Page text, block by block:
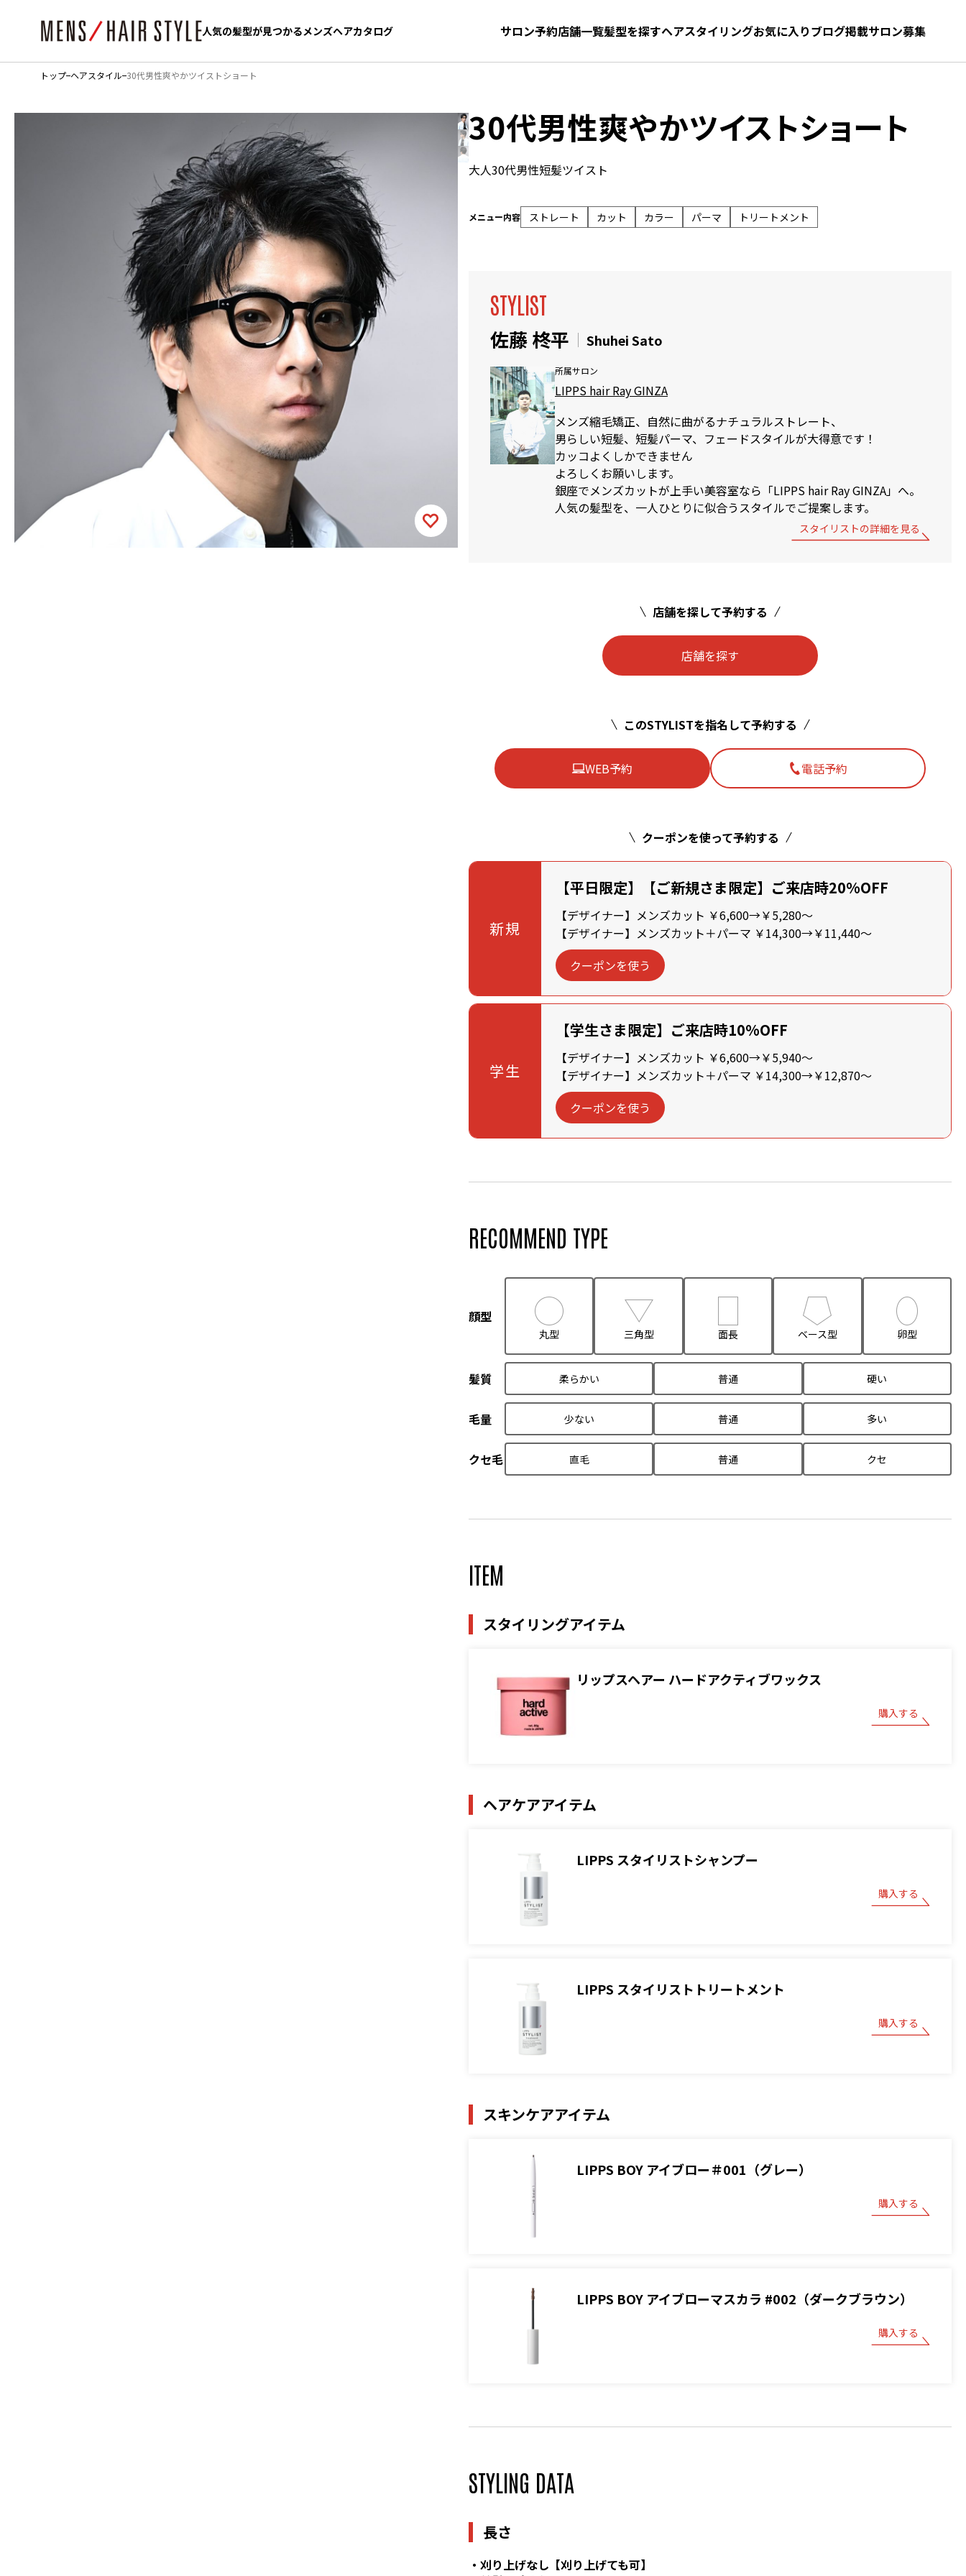
人気の髪型が見つかるメンズヘアカタログ サロン予約店舗一覧髪型を探すヘアスタイリングお気に入りブログ掲載サロン募集
人気の髪型が見つかるメンズヘアカタログ お気に入り 髪型をさがす
トップ ヘアスタイル 30代男性爽やかツイストショート
30代男性爽やかツイストショート
大人30代男性短髪ツイスト
メニュー内容 ストレート カット カラー パーマ トリートメント
STYLIST
佐藤 柊平 Shuhei Sato
所属サロン
LIPPS hair Ray GINZA
メンズ縮毛矯正、自然に曲がるナチュラルストレート、
男らしい短髪、短髪パーマ、フェードスタイルが大得意です！
カッコよくしかできません
よろしくお願いします。
銀座でメンズカットが上手い美容室なら「LIPPS hair Ray GINZA」へ。
人気の髪型を、一人ひとりに似合うスタイルでご提案します。
スタイリストの詳細を見る
店舗を探して予約する
店舗を探す
このSTYLISTを指名して予約する
WEB予約 電話予約
クーポンを使って予約する
新規
【平日限定】【ご新規さま限定】ご来店時20%OFF
【デザイナー】メンズカット ￥6,600→￥5,280～
【デザイナー】メンズカット＋パーマ ￥14,300→￥11,440～
クーポンを使う
学生
【学生さま限定】ご来店時10%OFF
【デザイナー】メンズカット ￥6,600→￥5,940～
【デザイナー】メンズカット＋パーマ ￥14,300→￥12,870～
クーポンを使う
RECOMMEND TYPE
顔型
丸型 三角型 面長 ベース型 卵型
髪質 柔らかい 普通 硬い
毛量 少ない 普通 多い
クセ毛 直毛 普通 クセ
ITEM
スタイリングアイテム
リップスヘアー ハードアクティブワックス
購入する
ヘアケアアイテム
LIPPS スタイリストシャンプー
購入する
LIPPS スタイリストトリートメント
購入する
スキンケアアイテム
LIPPS BOY アイブロー＃001（グレー）
購入する
LIPPS BOY アイブローマスカラ #002（ダークブラウン）
購入する
STYLING DATA
長さ
・刈り上げなし【刈り上げても可】